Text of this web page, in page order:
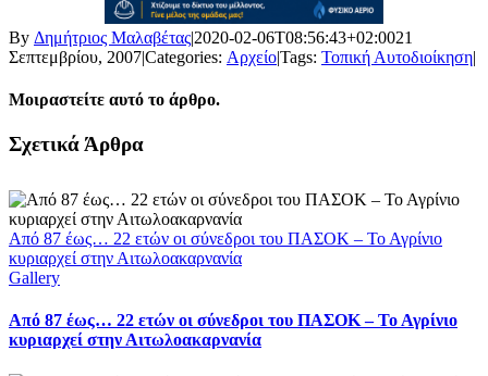
By Δημήτριος Μαλαβέτας|2020-02-06T08:56:43+02:0021
Σεπτεμβρίου, 2007|Categories: Αρχείο|Tags: Τοπική Αυτοδιοίκηση|
Μοιραστείτε αυτό το άρθρο.
Facebook
X
LinkedIn
WhatsApp
Email
Σχετικά Άρθρα
Από 87 έως… 22 ετών οι σύνεδροι του ΠΑΣΟΚ – Το Αγρίνιο
κυριαρχεί στην Αιτωλοακαρνανία
Gallery
Από 87 έως… 22 ετών οι σύνεδροι του ΠΑΣΟΚ – Το Αγρίνιο
κυριαρχεί στην Αιτωλοακαρνανία